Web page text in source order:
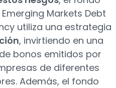
Markets Debt
utiliza una estrategia
, invirtiendo en una
bonos emitidos por
de diferentes
Además, el fondo